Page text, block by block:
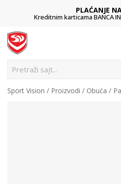
PLAĆANJE
Kreditnim karticama BANCA
Pretraži sajt...
Sport Vision Proizvodi Obuća